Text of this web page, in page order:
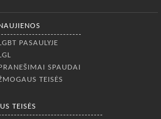
PASAULYJE
SPAUDAI
TEISĖS
TEISĖS